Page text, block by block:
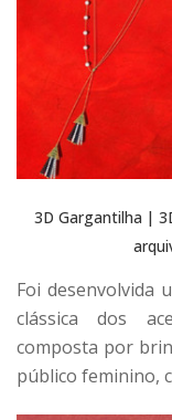
3D Gargantilha |
Foi desenvolvida
clássica dos
composta por
público feminino,